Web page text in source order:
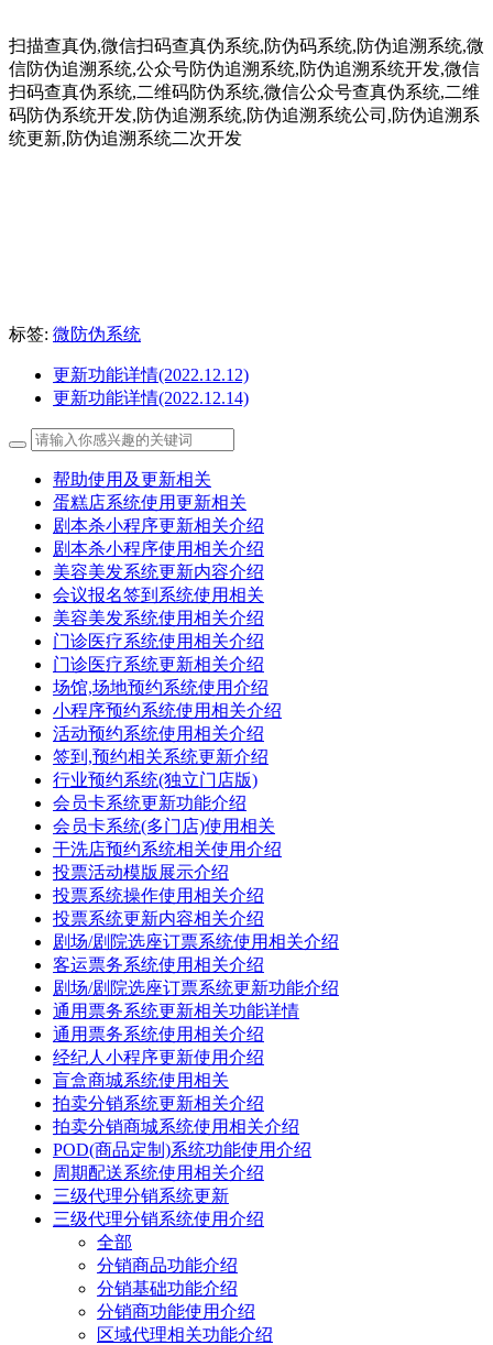
扫描查真伪,微信扫码查真伪系统,防伪码系统,防伪追溯系统,微
信防伪追溯系统,公众号防伪追溯系统,防伪追溯系统开发,微信
扫码查真伪系统,二维码防伪系统,微信公众号查真伪系统,二维
码防伪系统开发,防伪追溯系统,防伪追溯系统公司,防伪追溯系
统更新,防伪追溯系统二次开发
标签: 微防伪系统
更新功能详情(2022.12.12)
更新功能详情(2022.12.14)
帮助使用及更新相关
蛋糕店系统使用更新相关
剧本杀小程序更新相关介绍
剧本杀小程序使用相关介绍
美容美发系统更新内容介绍
会议报名签到系统使用相关
美容美发系统使用相关介绍
门诊医疗系统使用相关介绍
门诊医疗系统更新相关介绍
场馆,场地预约系统使用介绍
小程序预约系统使用相关介绍
活动预约系统使用相关介绍
签到,预约相关系统更新介绍
行业预约系统(独立门店版)
会员卡系统更新功能介绍
会员卡系统(多门店)使用相关
干洗店预约系统相关使用介绍
投票活动模版展示介绍
投票系统操作使用相关介绍
投票系统更新内容相关介绍
剧场/剧院选座订票系统使用相关介绍
客运票务系统使用相关介绍
剧场/剧院选座订票系统更新功能介绍
通用票务系统更新相关功能详情
通用票务系统使用相关介绍
经纪人小程序更新使用介绍
盲盒商城系统使用相关
拍卖分销系统更新相关介绍
拍卖分销商城系统使用相关介绍
POD(商品定制)系统功能使用介绍
周期配送系统使用相关介绍
三级代理分销系统更新
三级代理分销系统使用介绍
全部
分销商品功能介绍
分销基础功能介绍
分销商功能使用介绍
区域代理相关功能介绍